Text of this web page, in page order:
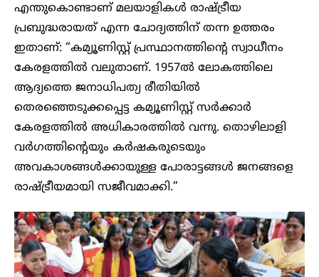
എന്തുകൊണ്ടാണ് മലയാളികൾ രാഷ്ട്രീയ
പ്രബുദ്ധരായത് എന്ന ചോദ്യത്തിന് തന്ന ഉത്തരം
ഇതാണ്: “കമ്യൂണിസ്റ്റ് പ്രസ്ഥാനത്തിന്റെ സ്വാധീനം
കേരളത്തിൽ വലുതാണ്. 1957ൽ ലോകത്തിലെ
ആദ്യത്തെ ജനാധിപത്യ രീതിയിൽ
തെരഞ്ഞെടുക്കപ്പെട്ട കമ്യൂണിസ്റ്റ് സർക്കാർ
കേരളത്തിൽ അധികാരത്തിൽ വന്നു. തൊഴിലാളി
വർഗത്തിന്റെയും കർഷകരുടെയും
അവകാശങ്ങൾക്കായുള്ള പോരാട്ടങ്ങൾ ജനങ്ങളെ
രാഷ്ട്രീയമായി സജീവമാക്കി.”